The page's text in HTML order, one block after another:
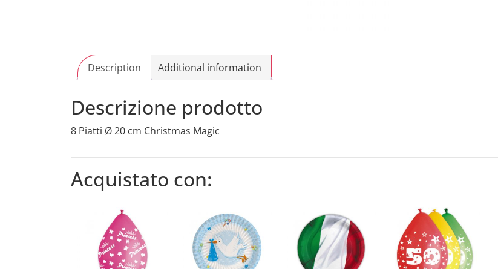
Description Additional information
Descrizione prodotto
8 Piatti Ø 20 cm Christmas Magic
Acquistato con: